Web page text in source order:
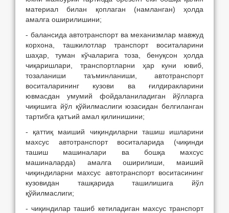
материал билан қоплаган (намланган) ҳолда
амалга оширилишини;
- балансида автотранспорт ва механизмлар мавжуд
корхона, ташкилотлар транспорт воситаларини
шаҳар, туман кўчаларига тоза, бенуқсон ҳолда
чиқаришлари, транспортларни ҳар куни ювиб,
тозаланиши таъминланиши, автотранспорт
воситаларининг кузови ва ғилдиракларини
ювмасдан умумий фойдаланиладиган йўлларга
чиқишига йўл қўйилмаслиги юзасидан белгиланган
тартибга қатъий амал қилинишини;
- қаттиқ маиший чиқиндиларни ташиш ишларини
махсус автотранспорт воситаларида (чиқинди
ташиш машиналари ва бошқа махсус
машиналарда) амалга оширилиши, маиший
чиқиндиларни махсус автотранспорт воситасининг
кузовидан ташқарида ташилишига йўл
қўйилмаслиги;
- чиқиндилар ташиб кетиладиган махсус транспорт